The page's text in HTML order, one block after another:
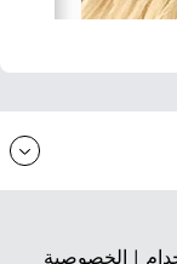
| الخصوصية